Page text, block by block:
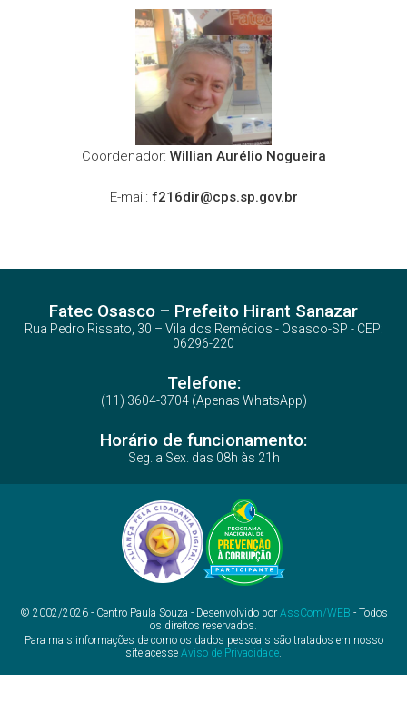
Coordenador: Willian Aurélio Nogueira
E-mail: f216dir@cps.sp.gov.br
Fatec Osasco – Prefeito Hirant Sanazar
Rua Pedro Rissato, 30 – Vila dos Remédios - Osasco-SP - CEP:
06296-220
Telefone:
(11) 3604-3704 (Apenas WhatsApp)
Horário de funcionamento:
Seg. a Sex. das 08h às 21h
© 2002/2026 - Centro Paula Souza - Desenvolvido por AssCom/WEB - Todos
os direitos reservados.
Para mais informações de como os dados pessoais são tratados em nosso
site acesse Aviso de Privacidade